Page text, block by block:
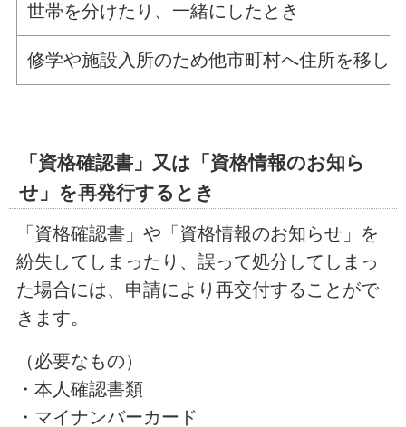
世帯を分けたり、一緒にしたとき
修学や施設入所のため他市町村へ住所を移し
「資格確認書」又は「資格情報のお知ら
せ」を再発行するとき
「資格確認書」や「資格情報のお知らせ」を
紛失してしまったり、誤って処分してしまっ
た場合には、申請により再交付することがで
きます。
（必要なもの）
・本人確認書類
・マイナンバーカード